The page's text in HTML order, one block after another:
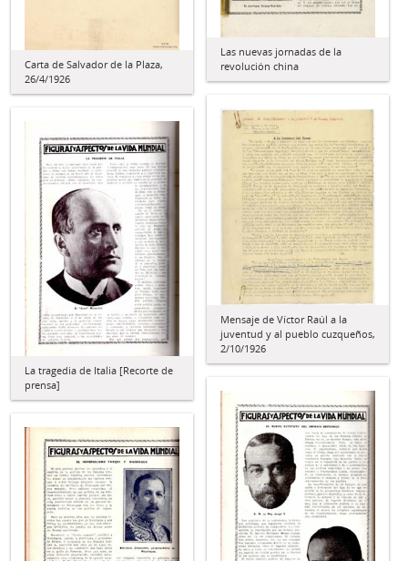
Las nuevas jornadas de la
revolución china
Carta de Salvador de la Plaza,
26/4/1926
Mensaje de Víctor Raúl a la
juventud y al pueblo cuzqueños,
2/10/1926
La tragedia de Italia [Recorte de
prensa]